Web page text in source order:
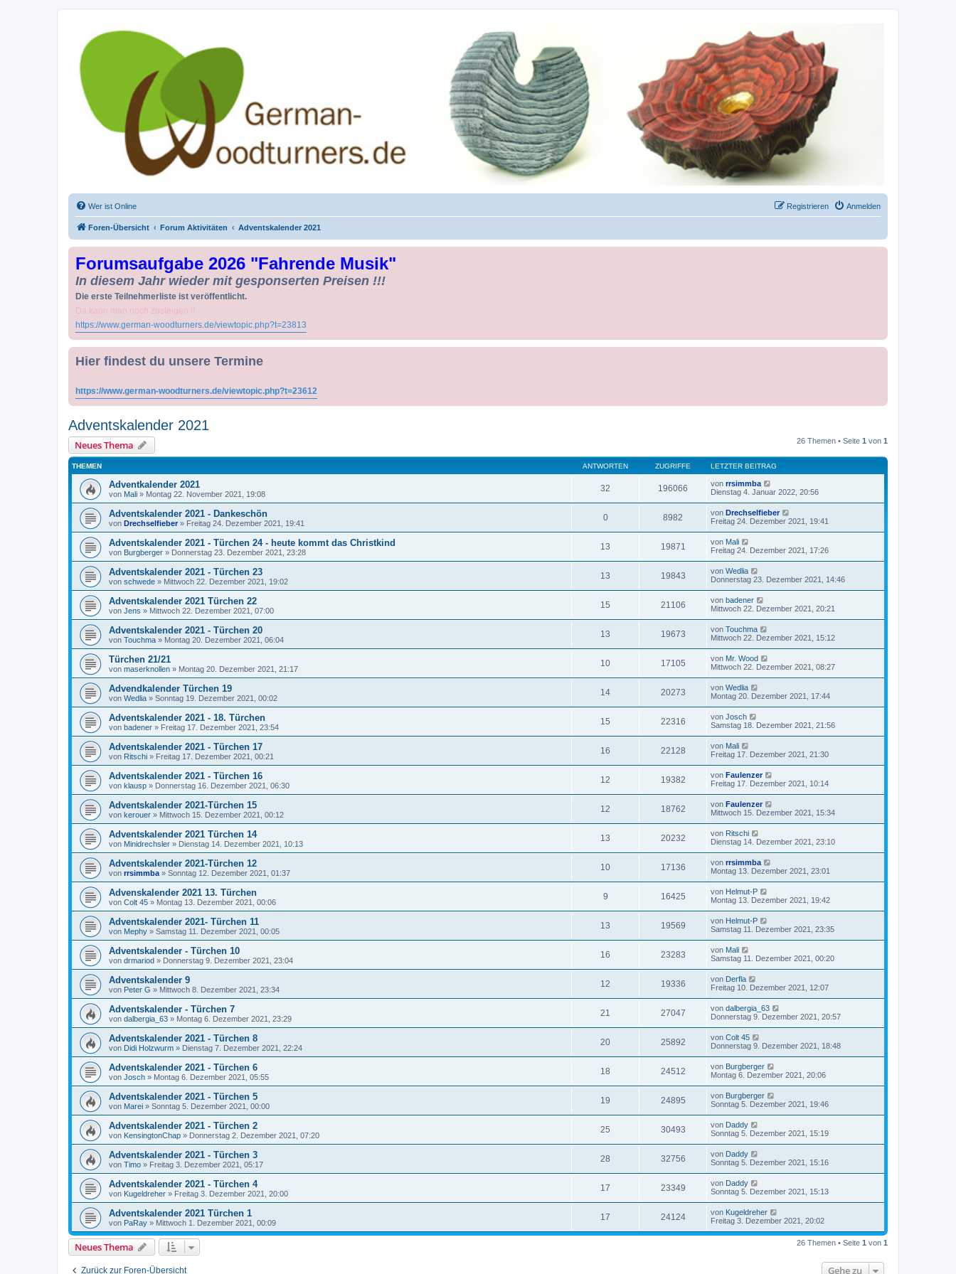
Drechseln und Kunsthandwerk - German-Woodturners *Forum Sauerland*
Der Treffpunkt für Drechsler und Freunde des Kunsthandwerks
Wer ist Online Anmelden
Registrieren
Foren-Übersicht Forum Aktivitäten Adventskalender 2021
Forumsaufgabe 2026 "Fahrende Musik"
In diesem Jahr wieder mit gesponserten Preisen !!!
Die erste Teilnehmerliste ist veröffentlicht.
Da kann man noch zusteigen !!
https://www.german-woodturners.de/viewtopic.php?t=23813
Hier findest du unsere Termine
https://www.german-woodturners.de/viewtopic.php?t=23612
Adventskalender 2021
Neues Thema 26 Themen • Seite 1 von 1
THEMEN ANTWORTEN ZUGRIFFE LETZTER BEITRAG
Adventkalender 2021
von Mali » Montag 22. November 2021, 19:08
32 196066 von rrsimmba
Dienstag 4. Januar 2022, 20:56
Adventskalender 2021 - Dankeschön
von Drechselfieber » Freitag 24. Dezember 2021, 19:41
0 8982 von Drechselfieber
Freitag 24. Dezember 2021, 19:41
Adventskalender 2021 - Türchen 24 - heute kommt das Christkind
von Burgberger » Donnerstag 23. Dezember 2021, 23:28
13 19871 von Mali
Freitag 24. Dezember 2021, 17:26
Adventskalender 2021 - Türchen 23
von schwede » Mittwoch 22. Dezember 2021, 19:02
13 19843 von Wedlia
Donnerstag 23. Dezember 2021, 14:46
Adventskalender 2021 Türchen 22
von Jens » Mittwoch 22. Dezember 2021, 07:00
15 21106 von badener
Mittwoch 22. Dezember 2021, 20:21
Adventskalender 2021 - Türchen 20
von Touchma » Montag 20. Dezember 2021, 06:04
13 19673 von Touchma
Mittwoch 22. Dezember 2021, 15:12
Türchen 21/21
von maserknollen » Montag 20. Dezember 2021, 21:17
10 17105 von Mr. Wood
Mittwoch 22. Dezember 2021, 08:27
Advendkalender Türchen 19
von Wedlia » Sonntag 19. Dezember 2021, 00:02
14 20273 von Wedlia
Montag 20. Dezember 2021, 17:44
Adventskalender 2021 - 18. Türchen
von badener » Freitag 17. Dezember 2021, 23:54
15 22316 von Josch
Samstag 18. Dezember 2021, 21:56
Adventskalender 2021 - Türchen 17
von Ritschi » Freitag 17. Dezember 2021, 00:21
16 22128 von Mali
Freitag 17. Dezember 2021, 21:30
Adventskalender 2021 - Türchen 16
von klausp » Donnerstag 16. Dezember 2021, 06:30
12 19382 von Faulenzer
Freitag 17. Dezember 2021, 10:14
Adventskalender 2021-Türchen 15
von kerouer » Mittwoch 15. Dezember 2021, 00:12
12 18762 von Faulenzer
Mittwoch 15. Dezember 2021, 15:34
Adventskalender 2021 Türchen 14
von Minidrechsler » Dienstag 14. Dezember 2021, 10:13
13 20232 von Ritschi
Dienstag 14. Dezember 2021, 23:10
Adventskalender 2021-Türchen 12
von rrsimmba » Sonntag 12. Dezember 2021, 01:37
10 17136 von rrsimmba
Montag 13. Dezember 2021, 23:01
Advenskalender 2021 13. Türchen
von Colt 45 » Montag 13. Dezember 2021, 00:06
9 16425 von Helmut-P
Montag 13. Dezember 2021, 19:42
Adventskalender 2021- Türchen 11
von Mephy » Samstag 11. Dezember 2021, 00:05
13 19569 von Helmut-P
Samstag 11. Dezember 2021, 23:35
Adventskalender - Türchen 10
von drmariod » Donnerstag 9. Dezember 2021, 23:04
16 23283 von Mali
Samstag 11. Dezember 2021, 00:20
Adventskalender 9
von Peter G » Mittwoch 8. Dezember 2021, 23:34
12 19336 von Derfla
Freitag 10. Dezember 2021, 12:07
Adventskalender - Türchen 7
von dalbergia_63 » Montag 6. Dezember 2021, 23:29
21 27047 von dalbergia_63
Donnerstag 9. Dezember 2021, 20:57
Adventskalender 2021 - Türchen 8
von Didi Holzwurm » Dienstag 7. Dezember 2021, 22:24
20 25892 von Colt 45
Donnerstag 9. Dezember 2021, 18:48
Adventskalender 2021 - Türchen 6
von Josch » Montag 6. Dezember 2021, 05:55
18 24512 von Burgberger
Montag 6. Dezember 2021, 20:06
Adventskalender 2021 - Türchen 5
von Marei » Sonntag 5. Dezember 2021, 00:00
19 24895 von Burgberger
Sonntag 5. Dezember 2021, 19:46
Adventskalender 2021 - Türchen 2
von KensingtonChap » Donnerstag 2. Dezember 2021, 07:20
25 30493 von Daddy
Sonntag 5. Dezember 2021, 15:19
Adventskalender 2021 - Türchen 3
von Timo » Freitag 3. Dezember 2021, 05:17
28 32756 von Daddy
Sonntag 5. Dezember 2021, 15:16
Adventskalender 2021 - Türchen 4
von Kugeldreher » Freitag 3. Dezember 2021, 20:00
17 23349 von Daddy
Sonntag 5. Dezember 2021, 15:13
Adventskalender 2021 Türchen 1
von PaRay » Mittwoch 1. Dezember 2021, 00:09
17 24124 von Kugeldreher
Freitag 3. Dezember 2021, 20:02
Neues Thema 26 Themen • Seite 1 von 1
Zurück zur Foren-Übersicht Gehe zu